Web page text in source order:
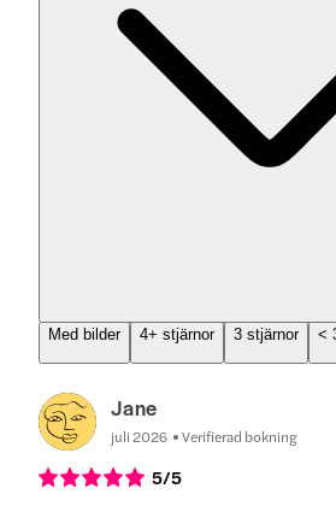
Med bilder 4+ stjärnor 3 stjärnor <
Jane
juli 2026 Verifierad bokning
5/5